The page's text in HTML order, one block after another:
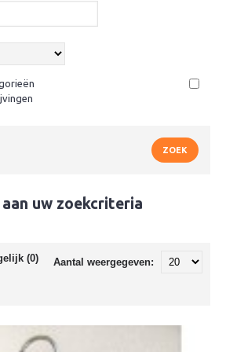
uw zoekcriteria
(0) Aantal weergegeven: